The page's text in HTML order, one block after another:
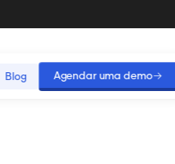
Blog Agendar uma demo→